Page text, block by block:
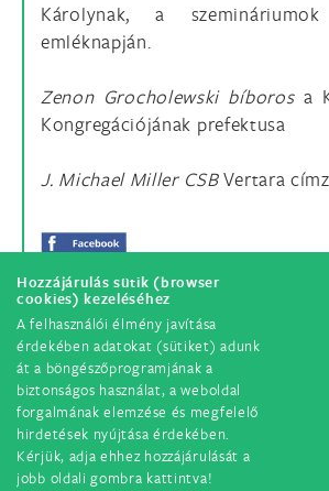
Hozzájárulás sütik (browser
cookies) kezeléséhez
A felhasználói élmény javítása
érdekében adatokat (sütiket) adunk
át a böngészőprogramjának a
biztonságos használat, a weboldal
forgalmának elemzése és megfelelő
hirdetések nyújtása érdekében.
Kérjük, adja ehhez hozzájárulását a
jobb oldali gombra kattintva!
Károlynak, a szemináriumok
emléknapján.
Zenon Grocholewski bíborosa
Kongregációjának prefektusa
J. Michael Miller CSBVertara
© Minden jog fenntartva. 2018.